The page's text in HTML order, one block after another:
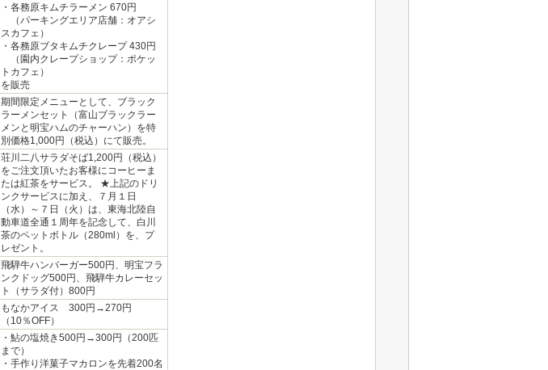
・各務原キムチラーメン 670円
（パーキングエリア店舗：オアシ
スカフェ）
・各務原ブタキムチクレープ 430円
（園内クレープショップ：ポケッ
トカフェ）
を販売
期間限定メニューとして、ブラック
ラーメンセット（富山ブラックラー
メンと明宝ハムのチャーハン）を特
別価格1,000円（税込）にて販売。
荘川二八サラダそば1,200円（税込）
をご注文頂いたお客様にコーヒーま
たは紅茶をサービス。 ★上記のドリ
ンクサービスに加え、７月１日
（水）～７日（火）は、東海北陸自
動車道全通１周年を記念して、白川
茶のペットボトル（280ml）を、プ
レゼント。
飛騨牛ハンバーガー500円、明宝フラ
ンクドッグ500円、飛騨牛カレーセッ
ト（サラダ付）800円
もなかアイス 300円→270円
（10％OFF）
・鮎の塩焼き500円→300円（200匹
まで）
・手作り洋菓子マカロンを先着200名